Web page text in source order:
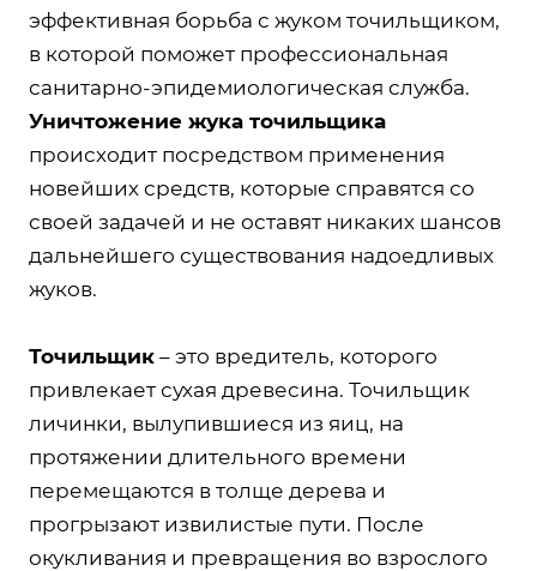
эффективная борьба с жуком точильщиком,
в которой поможет профессиональная
санитарно-эпидемиологическая служба.
Уничтожение жука точильщика
происходит посредством применения
новейших средств, которые справятся со
своей задачей и не оставят никаких шансов
дальнейшего существования надоедливых
жуков.
Точильщик – это вредитель, которого
привлекает сухая древесина. Точильщик
личинки, вылупившиеся из яиц, на
протяжении длительного времени
перемещаются в толще дерева и
прогрызают извилистые пути. После
окукливания и превращения во взрослого